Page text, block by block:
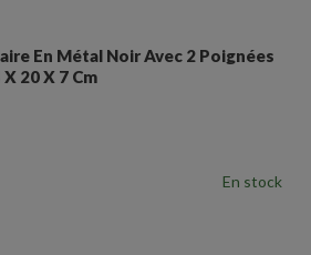
En Métal Noir Avec 2 Poignées
20 X 7 Cm
En stock